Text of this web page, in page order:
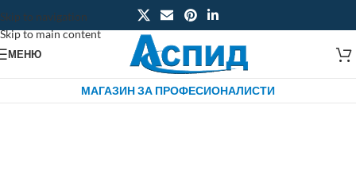
Skip to navigation
Skip to main content
МЕНЮ
МАГАЗИН ЗА ПРОФЕСИОНАЛИСТИ